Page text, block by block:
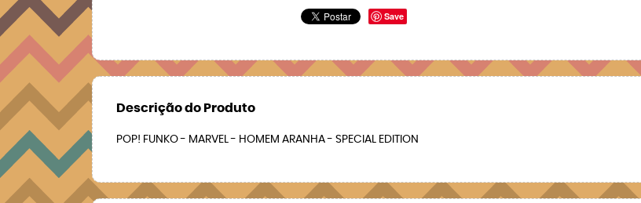
Save
Descrição do Produto
POP! FUNKO - MARVEL - HOMEM ARANHA - SPECIAL EDITION